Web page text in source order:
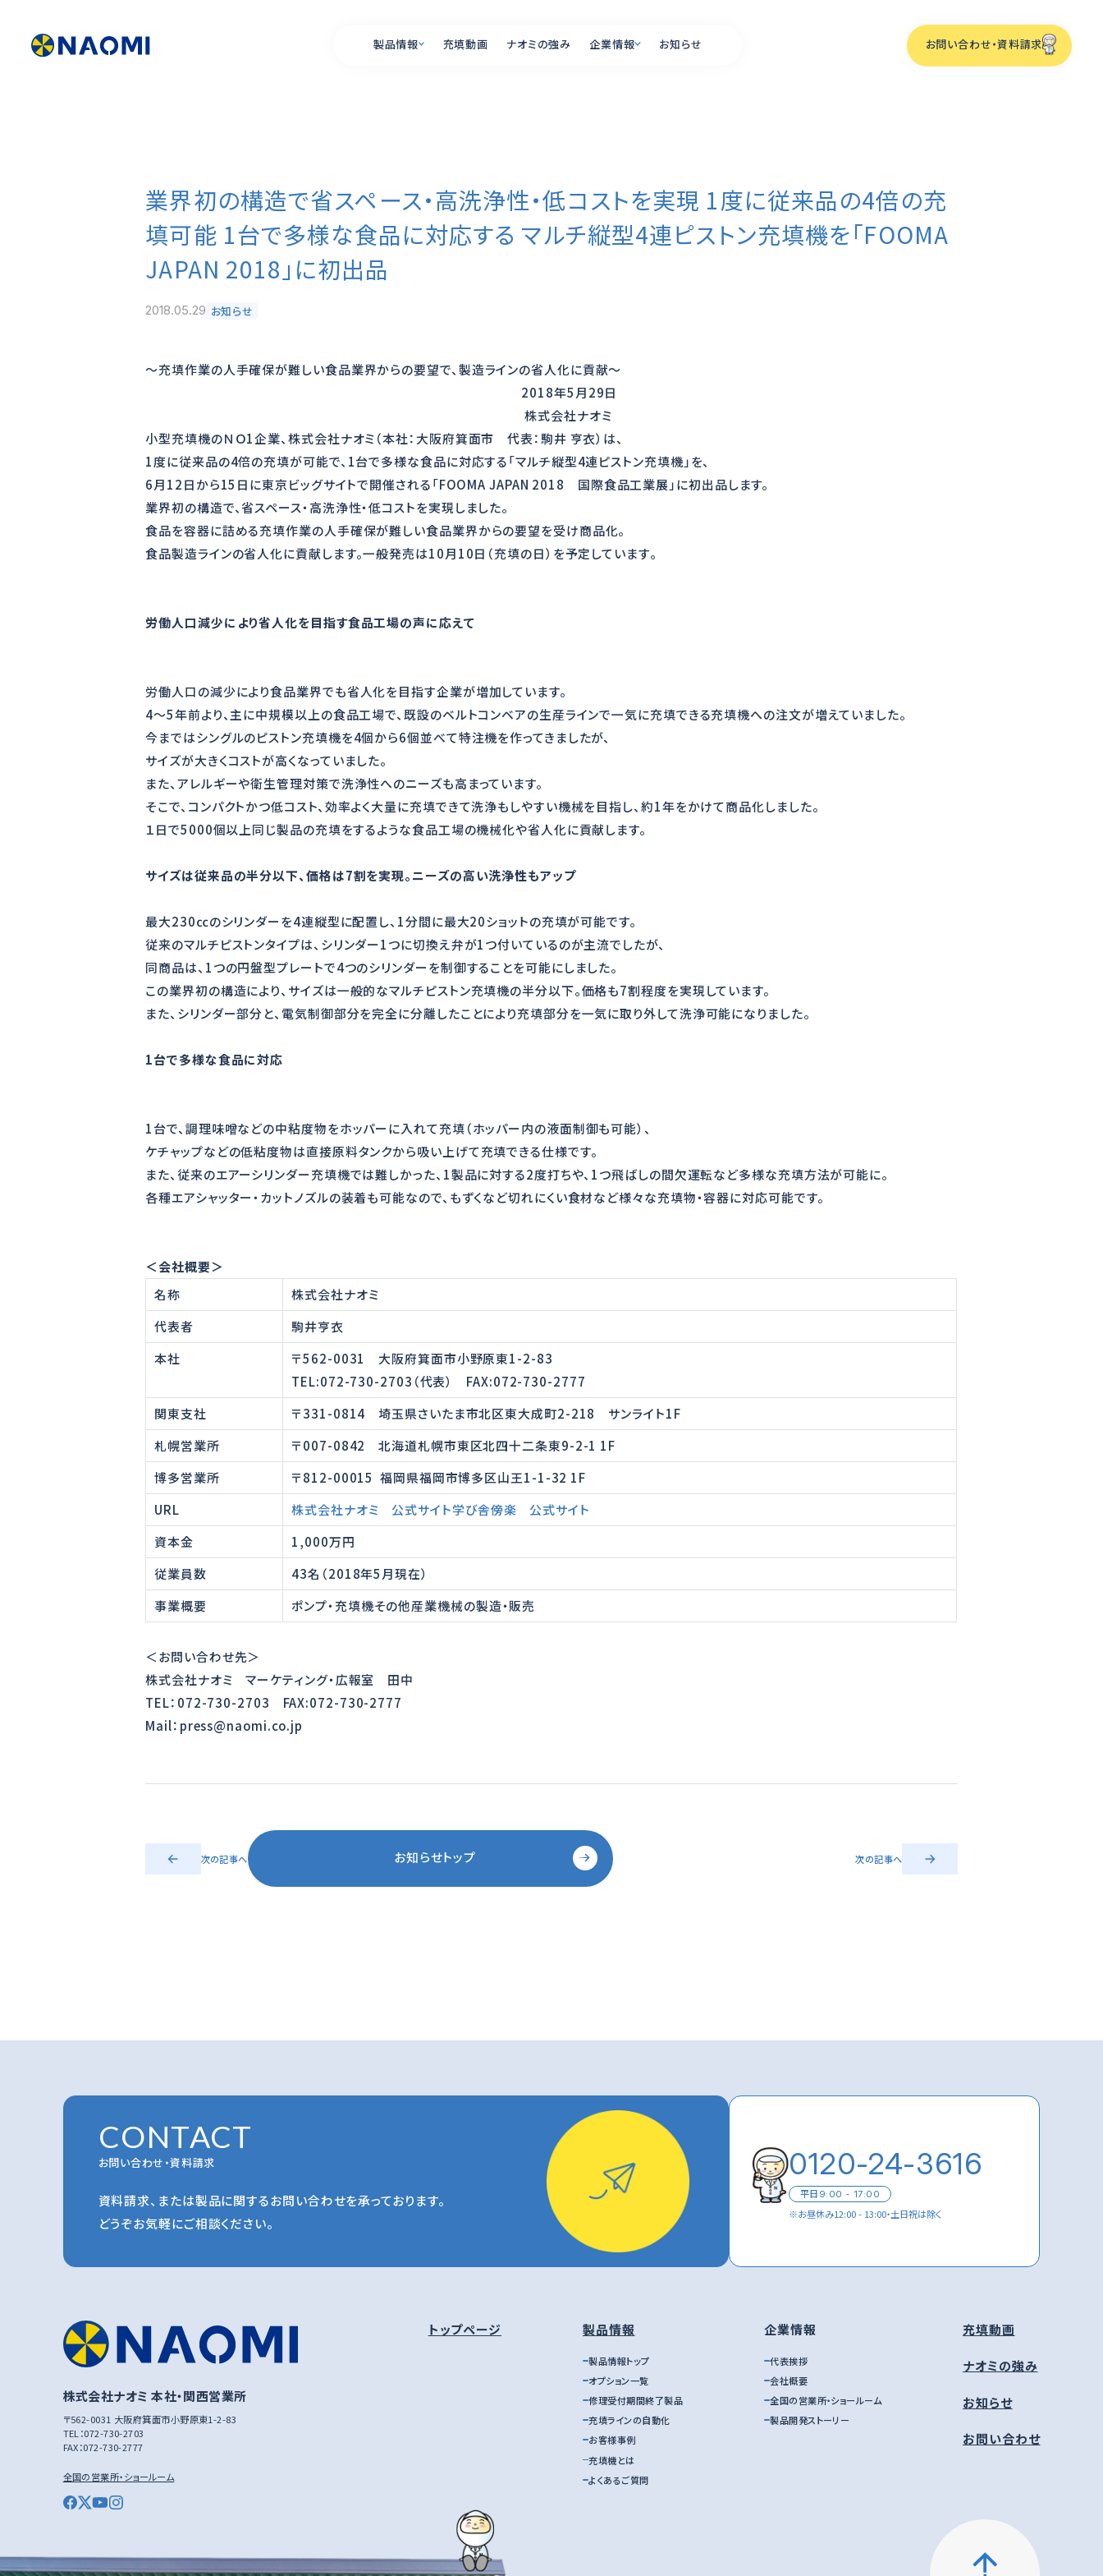
製品情報 充填動画 ナオミの強み 企業情報 お知らせ お問い合わせ・資料請求
製品情報一覧
充填ラインの自動化
お客様事例
充填機とは よくあるご質問
代表挨拶
全国の営業所・ショールーム
製品開発ストーリー
業界初の構造で省スペース・高洗浄性・低コストを実現 1度に従来品の4倍の充
填可能 1台で多様な食品に対応する マルチ縦型4連ピストン充填機を「FOOMA
JAPAN 2018」に初出品
2018.05.29 お知らせ
〜充填作業の人手確保が難しい食品業界からの要望で、製造ラインの省人化に貢献～
2018年5月29日
株式会社ナオミ
小型充填機のＮＯ1企業、株式会社ナオミ（本社：大阪府箕面市 代表：駒井 亨衣）は、
1度に従来品の4倍の充填が可能で、1台で多様な食品に対応する「マルチ縦型4連ピストン充填機」を、
6月12日から15日に東京ビッグサイトで開催される「FOOMA JAPAN 2018 国際食品工業展」に初出品します。
業界初の構造で、省スペース・高洗浄性・低コストを実現しました。
食品を容器に詰める充填作業の人手確保が難しい食品業界からの要望を受け商品化。
食品製造ラインの省人化に貢献します。一般発売は10月10日（充填の日）を予定しています｡
労働人口減少により省人化を目指す食品工場の声に応えて
労働人口の減少により食品業界でも省人化を目指す企業が増加しています。
4～5年前より、主に中規模以上の食品工場で、既設のベルトコンベアの生産ラインで一気に充填できる充填機への注文が増えていました。
今まではシングルのピストン充填機を4個から6個並べて特注機を作ってきましたが、
サイズが大きくコストが高くなっていました。
また、アレルギーや衛生管理対策で洗浄性へのニーズも高まっています。
そこで、コンパクトかつ低コスト、効率よく大量に充填できて洗浄もしやすい機械を目指し、約1年をかけて商品化しました。
１日で5000個以上同じ製品の充填をするような食品工場の機械化や省人化に貢献します。
サイズは従来品の半分以下、価格は7割を実現。ニーズの高い洗浄性もアップ
最大230㏄のシリンダーを4連縦型に配置し、1分間に最大20ショットの充填が可能です。
従来のマルチピストンタイプは、シリンダー1つに切換え弁が1つ付いているのが主流でしたが、
同商品は、1つの円盤型プレートで4つのシリンダーを制御することを可能にしました。
この業界初の構造により、サイズは一般的なマルチピストン充填機の半分以下。価格も7割程度を実現しています。
また、シリンダー部分と、電気制御部分を完全に分離したことにより充填部分を一気に取り外して洗浄可能になりました。
1台で多様な食品に対応
1台で、調理味噌などの中粘度物をホッパーに入れて充填（ホッパー内の液面制御も可能）、
ケチャップなどの低粘度物は直接原料タンクから吸い上げて充填できる仕様です。
また、従来のエアーシリンダー充填機では難しかった、1製品に対する2度打ちや、1つ飛ばしの間欠運転など多様な充填方法が可能に。
各種エアシャッター・カットノズルの装着も可能なので、もずくなど切れにくい食材など様々な充填物・容器に対応可能です。
＜会社概要＞
名称
株式会社ナオミ
代表者
駒井亨衣
本社
〒562-0031 大阪府箕面市小野原東1-2-83
TEL:072-730-2703（代表） FAX:072-730-2777
関東支社
〒331-0814 埼玉県さいたま市北区東大成町2-218 サンライト1F
札幌営業所
〒007-0842 北海道札幌市東区北四十二条東9-2-1 1F
博多営業所
〒812-00015 福岡県福岡市博多区山王1-1-32 1F
URL
株式会社ナオミ 公式サイト学び舎傍楽 公式サイト
資本金
1,000万円
従業員数
43名（2018年5月現在）
事業概要
ポンプ・充填機その他産業機械の製造・販売
＜お問い合わせ先＞
株式会社ナオミ マーケティング・広報室 田中
TEL：072-730-2703 FAX:072-730-2777
Mail：press@naomi.co.jp
次の記事へ 次の記事へ
お知らせトップ
CONTACT
お問い合わせ・資料請求
資料請求、または製品に関するお問い合わせを承っております。
どうぞお気軽にご相談ください。
0120-24-3616
平日 9:00 - 17:00
※お昼休み12:00 - 13:00・土日祝は除く
トップページ 製品情報
製品情報トップ
オプション一覧
修理受付期間終了製品
充填ラインの自動化
お客様事例
充填機とは
よくあるご質問
企業情報
代表挨拶
会社概要
全国の営業所・ショールーム
製品開発ストーリー
充填動画
ナオミの強み
お知らせ
お問い合わせ
株式会社ナオミ 本社・関西営業所
〒562-0031 大阪府箕面市小野原東1-2-83
TEL：072-730-2703
FAX：072-730-2777
全国の営業所・ショールーム